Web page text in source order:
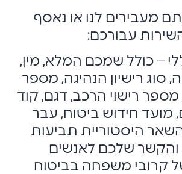
מעבירים לנו או נאסף
עבורכם:
כללי – כולל שמכם המלא, מין,
סוג רישיון הנהיגה, מספר
מספר רישוי הרכב, דגם, קוד
מועד חידוש ביטוח, עבר
השאר היסטוריית תביעות
והקשר שלכם לאנשים
קרובי משפחה בביטוח